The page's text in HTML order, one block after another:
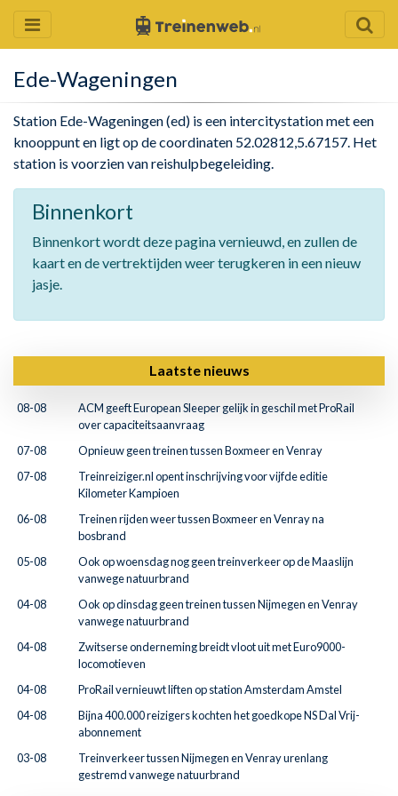
Ede-Wageningen
Station Ede-Wageningen (ed) is een intercitystation met een
knooppunt en ligt op de coordinaten 52.02812,5.67157. Het
station is voorzien van reishulpbegeleiding.
Binnenkort
Binnenkort wordt deze pagina vernieuwd, en zullen de
kaart en de vertrektijden weer terugkeren in een nieuw
jasje.
Laatste nieuws
08-08
ACM geeft European Sleeper gelijk in geschil met ProRail
over capaciteitsaanvraag
07-08
Opnieuw geen treinen tussen Boxmeer en Venray
07-08
Treinreiziger.nl opent inschrijving voor vijfde editie
Kilometer Kampioen
06-08
Treinen rijden weer tussen Boxmeer en Venray na
bosbrand
05-08
Ook op woensdag nog geen treinverkeer op de Maaslijn
vanwege natuurbrand
04-08
Ook op dinsdag geen treinen tussen Nijmegen en Venray
vanwege natuurbrand
04-08
Zwitserse onderneming breidt vloot uit met Euro9000-
locomotieven
04-08
ProRail vernieuwt liften op station Amsterdam Amstel
04-08
Bijna 400.000 reizigers kochten het goedkope NS Dal Vrij-
abonnement
03-08
Treinverkeer tussen Nijmegen en Venray urenlang
gestremd vanwege natuurbrand